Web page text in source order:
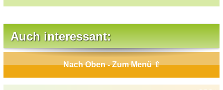
Auch interessant:
Nach Oben - Zum Menü ⇧